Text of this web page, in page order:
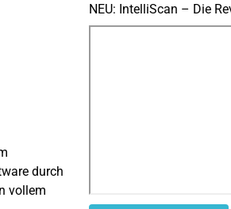
durch
vollem
NEU: IntelliScan – Die